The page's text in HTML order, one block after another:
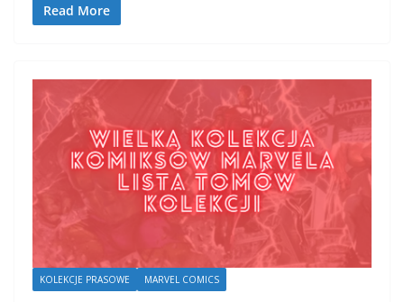
Read More
KOLEKCJE PRASOWE MARVEL COMICS